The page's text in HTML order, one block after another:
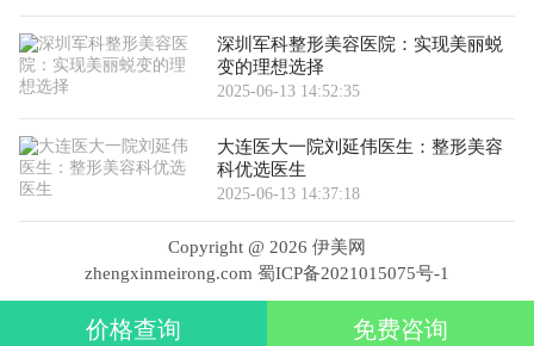
深圳军科整形美容医院：实现美丽蜕
变的理想选择
2025-06-13 14:52:35
大连医大一院刘延伟医生：整形美容
科优选医生
2025-06-13 14:37:18
Copyright @ 2026 伊美网
zhengxinmeirong.com 蜀ICP备2021015075号-1
价格查询 免费咨询